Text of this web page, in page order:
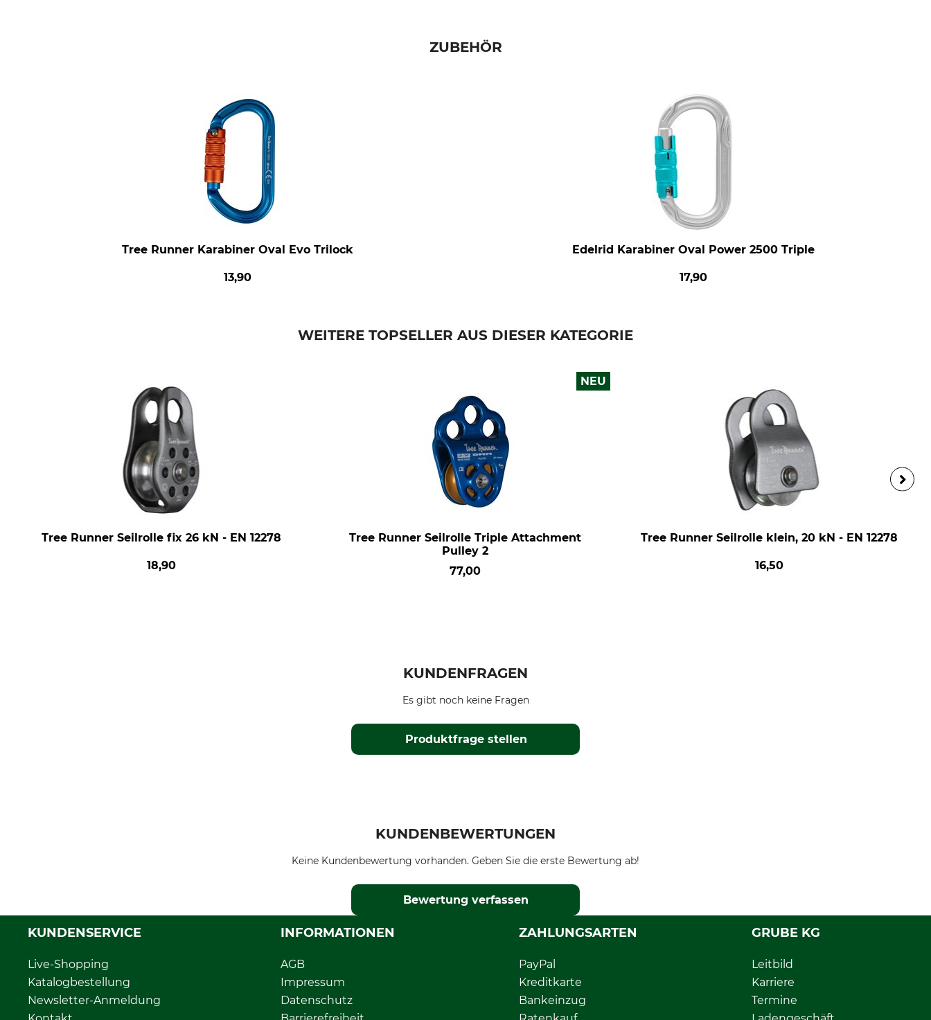
ZUBEHÖR
Tree Runner Karabiner Oval Evo Trilock
13,90
Edelrid Karabiner Oval Power 2500 Triple
17,90
WEITERE TOPSELLER AUS DIESER KATEGORIE
Tree Runner Seilrolle fix 26 kN - EN 12278
18,90
NEU
Tree Runner Seilrolle Triple Attachment
Pulley 2
77,00
Tree Runner Seilrolle klein, 20 kN - EN 12278
16,50
KUNDENFRAGEN
Produktfrage stellen
Es gibt noch keine Fragen
KUNDENBEWERTUNGEN
Keine Kundenbewertung vorhanden. Geben Sie die erste Bewertung ab!
Bewertung verfassen
KUNDENSERVICE
Live-Shopping
Katalogbestellung
Newsletter-Anmeldung
INFORMATIONEN
AGB
Impressum
Datenschutz
ZAHLUNGSARTEN
PayPal
Kreditkarte
Bankeinzug
GRUBE KG
Leitbild
Karriere
Termine